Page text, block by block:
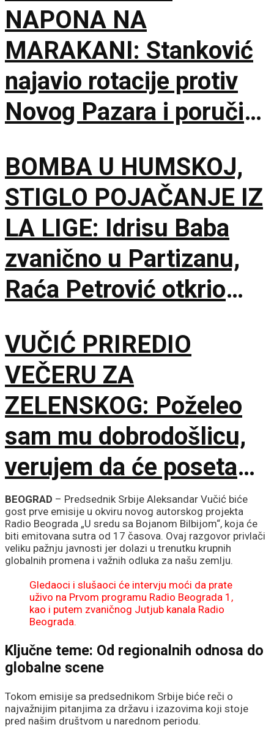
NAPONA NA
MARAKANI: Stanković
najavio rotacije protiv
Novog Pazara i poručio
smrti, ali hoću
maksimum!
BOMBA U HUMSKOJ,
STIGLO POJAČANJE IZ
LA LIGE: Idrisu Baba
zvanično u Partizanu,
Raća Petrović otkrio
VUČIĆ PRIREDIO
VEČERU ZA
ZELENSKOG: Poželeo
sam mu dobrodošlicu,
verujem da će poseta
doprineti razvoju
odnosa
BEOGRAD – Predsednik Srbije Aleksandar Vučić biće
gost prve emisije u okviru novog autorskog projekta
Radio Beograda „U sredu sa Bojanom Bilbijom“, koja će
biti emitovana sutra od 17 časova. Ovaj razgovor privlači
veliku pažnju javnosti jer dolazi u trenutku krupnih
globalnih promena i važnih odluka za našu zemlju.
Gledaoci i slušaoci će intervju moći da prate
uživo na Prvom programu Radio Beograda 1,
kao i putem zvaničnog Jutjub kanala Radio
Beograda.
Ključne teme: Od regionalnih odnosa do
globalne scene
Tokom emisije sa predsednikom Srbije biće reči o
najvažnijim pitanjima za državu i izazovima koji stoje
pred našim društvom u narednom periodu.